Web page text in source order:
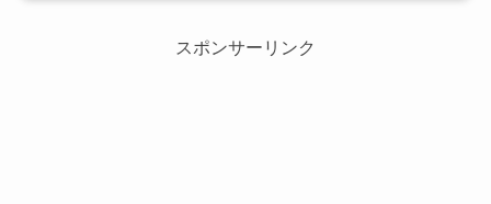
スポンサーリンク